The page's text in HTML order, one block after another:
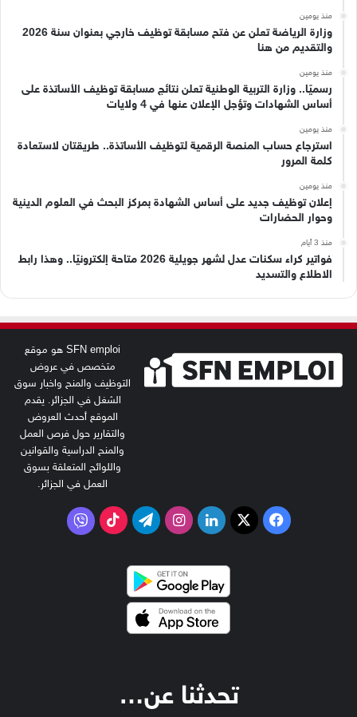
منذ يومين
وزارة الرياضة تعلن عن فتح مسابقة توظيف خارجي بعنوان سنة 2026
والتقديم من هنا
منذ يومين
رسميًا.. وزارة التربية الوطنية تعلن نتائج مسابقة توظيف الأساتذة على
أساس الشهادات وتؤجل الإعلان عنها في 4 ولايات
منذ يومين
استرجاع حساب المنصة الرقمية لتوظيف الأساتذة.. طريقتان لاستعادة
كلمة المرور
منذ يومين
إعلان توظيف جديد على أساس الشهادة بمركز البحث في العلوم الدينية
وحوار الحضارات
منذ 3 أيام
فواتير كراء سكنات عدل لشهر جويلية 2026 متاحة إلكترونيًا.. وهذا رابط
الاطلاع والتسديد
SFN emploi هو موقع
متخصص في عروض
التوظيف والمنح واخبار سوق
الشغل في الجزائر. يقدم
الموقع أحدث العروض
والتقارير حول فرص العمل
والمنح الدراسية والقوانين
واللوائح المتعلقة بسوق
العمل في الجزائر.
فيسبوك
‫X لينكدإنانستقرامتيلقرام‫TikTokفايبر
تحدثنا عن…